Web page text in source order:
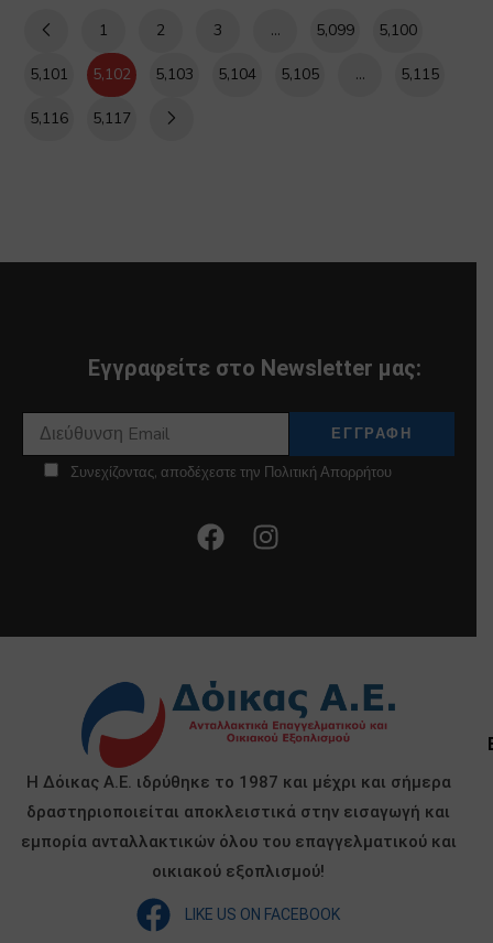
1 2 3 … 5,099 5,100
5,101 5,102 5,103 5,104 5,105 … 5,115
5,116 5,117
Εγγραφείτε στο Newsletter μας:
Συνεχίζοντας, αποδέχεστε την Πολιτική Απορρήτου
Η Δόικας Α.Ε. ιδρύθηκε το 1987 και μέχρι και σήμερα
δραστηριοποιείται αποκλειστικά στην εισαγωγή και
εμπορία ανταλλακτικών όλου του επαγγελματικού και
οικιακού εξοπλισμού!
LIKE US ON FACEBOOK